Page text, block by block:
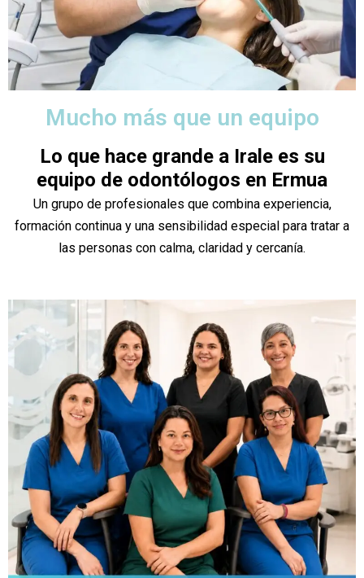
Mucho más que un equipo
Lo que hace grande a Irale es su
equipo de odontólogos en Ermua
Un grupo de profesionales que combina experiencia,
formación continua y una sensibilidad especial para tratar a
las personas con calma, claridad y cercanía.